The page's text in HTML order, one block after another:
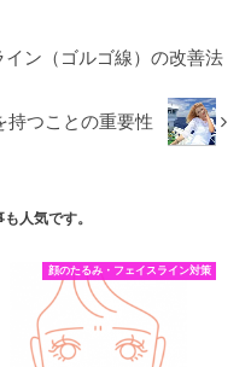
ン（ゴルゴ線）の改善法
持つことの重要性
人気です。
顔のたるみ・フェイスライン対策